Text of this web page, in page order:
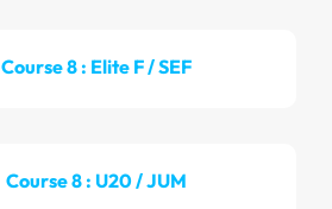
Course 8 : Elite F / SEF
Course 8 : U20 / JUM